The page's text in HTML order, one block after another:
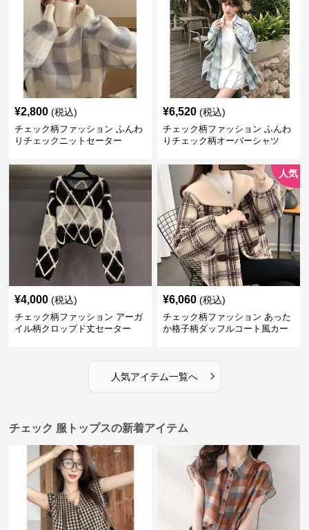
¥2,800 (税込)
チェック柄ファッション ふんわ
りチェックニットセーター
¥6,520 (税込)
チェック柄ファッション ふんわ
りチェック柄オーバーシャツ
¥4,000 (税込)
チェック柄ファッション アーガ
イル柄クロップド丈セーター
人気
¥6,060 (税込)
チェック柄ファッション あった
か格子柄ダッフルコート風カー
人気アイテム一覧へ ›
チェック 服トップスの新着アイテム